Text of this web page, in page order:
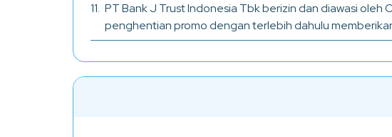
PT Bank J Trust Indonesia Tbk berizin dan diawasi oleh
penghentian promo dengan terlebih dahulu